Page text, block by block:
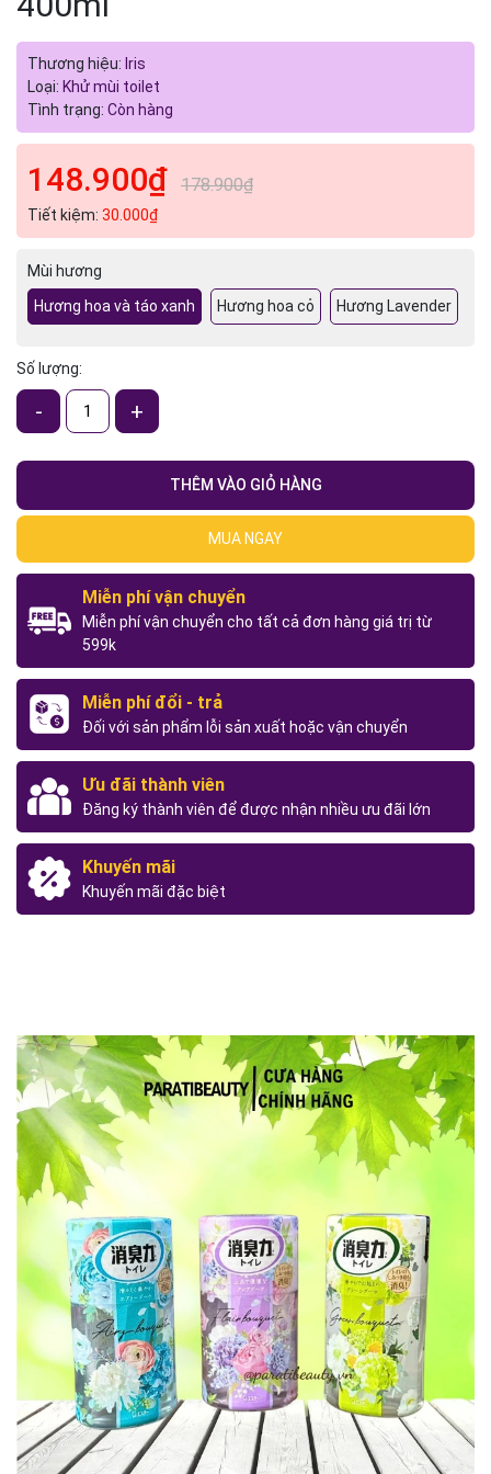
Thương hiệu: Iris
Loại: Khử mùi toilet
Tình trạng: Còn hàng
148.900₫ 178.900₫
Tiết kiệm: 30.000₫
Mùi hương
Hương hoa và táo xanh
Hương hoa cỏ Hương Lavender
Số lượng:
- +
THÊM VÀO GIỎ HÀNG
MUA NGAY
Miễn phí vận chuyển
Miễn phí vận chuyển cho tất cả đơn hàng giá trị từ
599k
Miễn phí đổi - trả
Đối với sản phẩm lỗi sản xuất hoặc vận chuyển
Ưu đãi thành viên
Đăng ký thành viên để được nhận nhiều ưu đãi lớn
Khuyến mãi
Khuyến mãi đặc biệt
Điều kiện: